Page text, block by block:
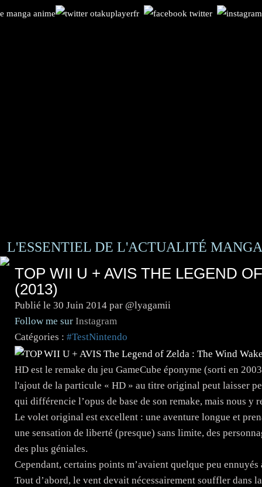
L'ESSENTIEL DE L'ACTUALITÉ
TOP WII U + AVIS THE LEGEND
(2013)
Publié le 30 Juin 2014 par @lyagamii
Follow me sur Instagram
Catégories : #TestNintendo
HD est le remake du jeu GameCube éponyme (sorti en
l'ajout de la particule « HD » au titre original peut laisser
qui différencie l’opus de base de son remake, mais nous y
Le volet original est excellent : une aventure longue et
une sensation de liberté (presque) sans limite, des
des plus géniales.
Cependant, certains points m’avaient quelque peu ennuyés
Tout d’abord, le vent devait nécessairement souffler dans